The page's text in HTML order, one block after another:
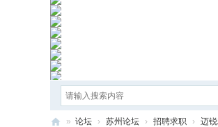
» 论坛 › 苏州论坛 › 招聘求职 › 迈